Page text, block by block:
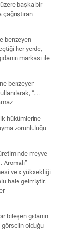
başka bir
çağrıştıran
benzeyen
her yerde,
markası ile
benzeyen
“….
hükümlerine
zorunluluğu
meyve-
Aromalı”
ve x yüksekliği
hale gelmiştir.
bileşen gıdanın
görselin olduğu